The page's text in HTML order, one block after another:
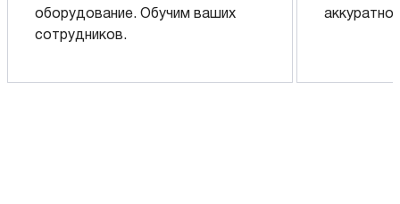
оборудование. Обучим ваших
сотрудников.
аккуратно